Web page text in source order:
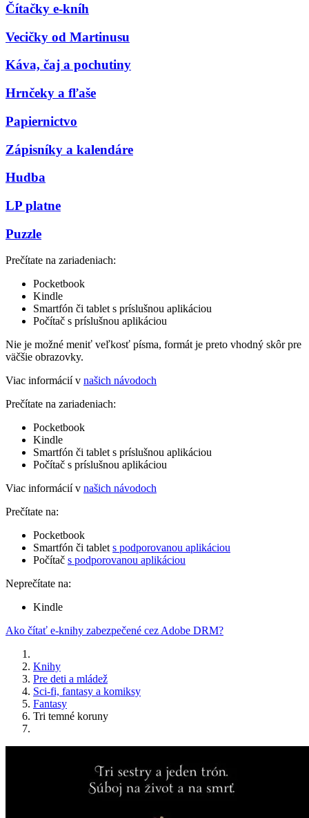
Čítačky e-kníh
Vecičky od Martinusu
Káva, čaj a pochutiny
Hrnčeky a fľaše
Papiernictvo
Zápisníky a kalendáre
Hudba
LP platne
Puzzle
Prečítate na zariadeniach:
Pocketbook
Kindle
Smartfón či tablet s príslušnou aplikáciou
Počítač s príslušnou aplikáciou
Nie je možné meniť veľkosť písma, formát je preto vhodný skôr pre
väčšie obrazovky.
Viac informácií v našich návodoch
Prečítate na zariadeniach:
Pocketbook
Kindle
Smartfón či tablet s príslušnou aplikáciou
Počítač s príslušnou aplikáciou
Viac informácií v našich návodoch
Prečítate na:
Pocketbook
Smartfón či tablet s podporovanou aplikáciou
Počítač s podporovanou aplikáciou
Neprečítate na:
Kindle
Ako čítať e-knihy zabezpečené cez Adobe DRM?
Knihy
Pre deti a mládež
Sci-fi, fantasy a komiksy
Fantasy
Tri temné koruny